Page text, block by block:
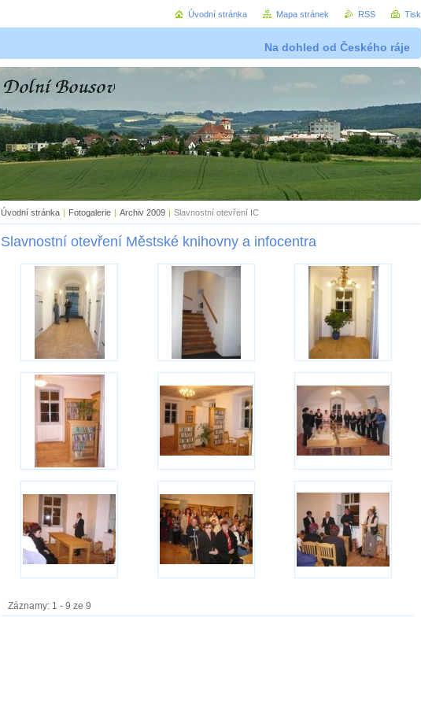
Na dohled od Českého ráje
Úvodní stránka | Fotogalerie | Archiv 2009 | Slavnostní otevření IC
Slavnostní otevření Městské knihovny a infocentra
Záznamy: 1 - 9 ze 9
Úvodní stránka Mapa stránek RSS Tisk